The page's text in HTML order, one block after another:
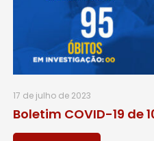
17 de julho de 2023
Boletim COVID-19 de